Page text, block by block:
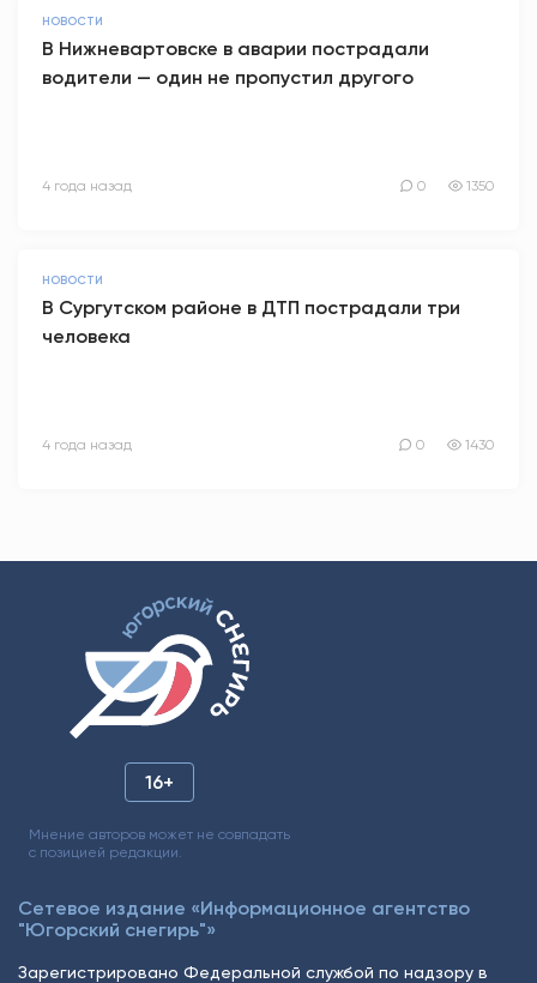
НОВОСТИ
В Нижневартовске в аварии пострадали
водители — один не пропустил другого
4 года назад 0 1350
НОВОСТИ
В Сургутском районе в ДТП пострадали три
человека
4 года назад 0 1430
16+
Мнение авторов может не совпадать
с позицией редакции.
Сетевое издание «Информационное агентство
"Югорский снегирь"»
Зарегистрировано Федеральной службой по надзору в